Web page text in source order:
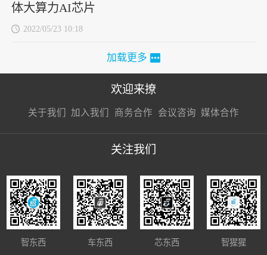
体大算力AI芯片
2022/05/23 10:18
加载更多
欢迎来撩
关于我们 加入我们
接扔简历
商务合作
接开聊
会议咨询 媒体合作
接开聊
关注我们
智东西 车东西 芯东西 智猩猩